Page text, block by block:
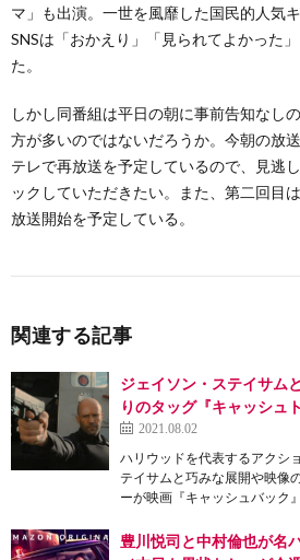
マ」も出演。一世を風靡した国民的人気
SNSは「おかえり」「見られてよかった
た。
しかし同番組は平日の朝に事前告知なし
方が多いのではないだろうか。今朝の放
テレで再放送を予定しているので、見逃
ックしていただきたい。また、第二回目
放送開始を予定している。
関連する記事
ジェイソン・ステイサム
りのタッグ『キャッシュ
2021.08.02
ハリウッドを代表するアクシ
テイサムと巧みな展開や映像
ーが映画『キャッシュバック
豊川悦司と中村倫也が